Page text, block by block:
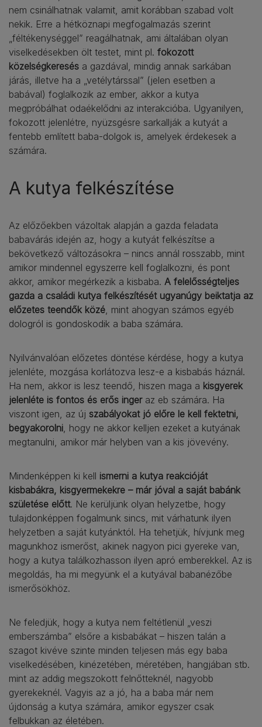
nem csinálhatnak valamit, amit korábban szabad volt
nekik. Erre a hétköznapi megfogalmazás szerint
„féltékenységgel” reagálhatnak, ami általában olyan
viselkedésekben ölt testet, mint pl. fokozott
közelségkeresés a gazdával, mindig annak sarkában
járás, illetve ha a „vetélytárssal” (jelen esetben a
babával) foglalkozik az ember, akkor a kutya
megpróbálhat odaékelődni az interakcióba. Ugyanilyen,
fokozott jelenlétre, nyüzsgésre sarkallják a kutyát a
fentebb említett baba-dolgok is, amelyek érdekesek a
számára.
A kutya felkészítése
Az előzőekben vázoltak alapján a gazda feladata
babavárás idején az, hogy a kutyát felkészítse a
bekövetkező változásokra – nincs annál rosszabb, mint
amikor mindennel egyszerre kell foglalkozni, és pont
akkor, amikor megérkezik a kisbaba. A felelősségteljes
gazda a családi kutya felkészítését ugyanúgy beiktatja az
előzetes teendők közé, mint ahogyan számos egyéb
dologról is gondoskodik a baba számára.
Nyilvánvalóan előzetes döntése kérdése, hogy a kutya
jelenléte, mozgása korlátozva lesz-e a kisbabás háznál.
Ha nem, akkor is lesz teendő, hiszen maga a kisgyerek
jelenléte is fontos és erős ingeraz eb számára. Ha
viszont igen, az új szabályokat jó előre le kell fektetni,
begyakorolni, hogy ne akkor kelljen ezeket a kutyának
megtanulni, amikor már helyben van a kis jövevény.
Mindenképpen ki kell ismerni a kutya reakcióját
kisbabákra, kisgyermekekre – már jóval a saját babánk
születése előtt. Ne kerüljünk olyan helyzetbe, hogy
tulajdonképpen fogalmunk sincs, mit várhatunk ilyen
helyzetben a saját kutyánktól. Ha tehetjük, hívjunk meg
magunkhoz ismerőst, akinek nagyon pici gyereke van,
hogy a kutya találkozhasson ilyen apró emberekkel. Az is
megoldás, ha mi megyünk el a kutyával babanézőbe
ismerősökhöz.
Ne feledjük, hogy a kutya nem feltétlenül „veszi
emberszámba” elsőre a kisbabákat – hiszen talán a
szagot kivéve szinte minden teljesen más egy baba
viselkedésében, kinézetében, méretében, hangjában stb.
mint az addig megszokott felnőtteknél, nagyobb
gyerekeknél. Vagyis az a jó, ha a baba már nem
újdonság a kutya számára, amikor egyszer csak
felbukkan az életében.